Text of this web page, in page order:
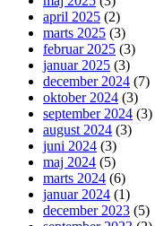
april 2025 (2)
marts 2025 (3)
februar 2025 (3)
januar 2025 (3)
december 2024 (7)
oktober 2024 (3)
september 2024 (3)
august 2024 (3)
juni 2024 (3)
maj 2024 (5)
marts 2024 (6)
januar 2024 (1)
december 2023 (5)